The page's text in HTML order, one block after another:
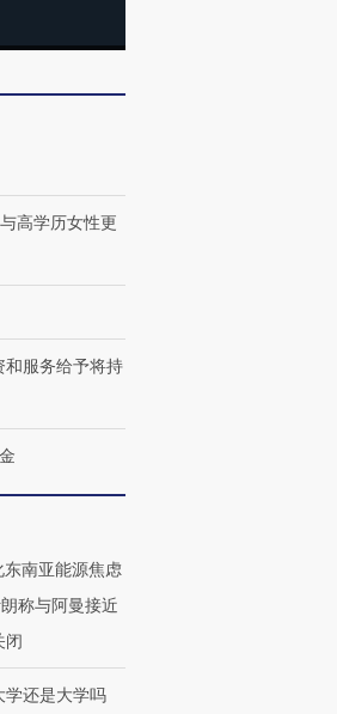
高学历女性更
和服务给予将持
南亚能源焦虑
称与阿曼接近
闭
学还是大学吗